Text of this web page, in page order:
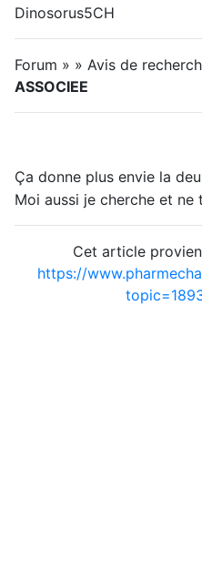
Dinosorus5CH
Forum » » Avis de
ASSOCIEE
Ça donne plus envie la
Moi aussi je cherche et ne
Cet article
https://